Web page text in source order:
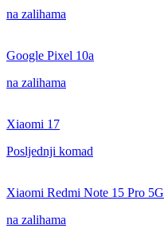
na zalihama
Google Pixel 10a
na zalihama
Xiaomi 17
Posljednji komad
Xiaomi Redmi Note 15 Pro 5G
na zalihama